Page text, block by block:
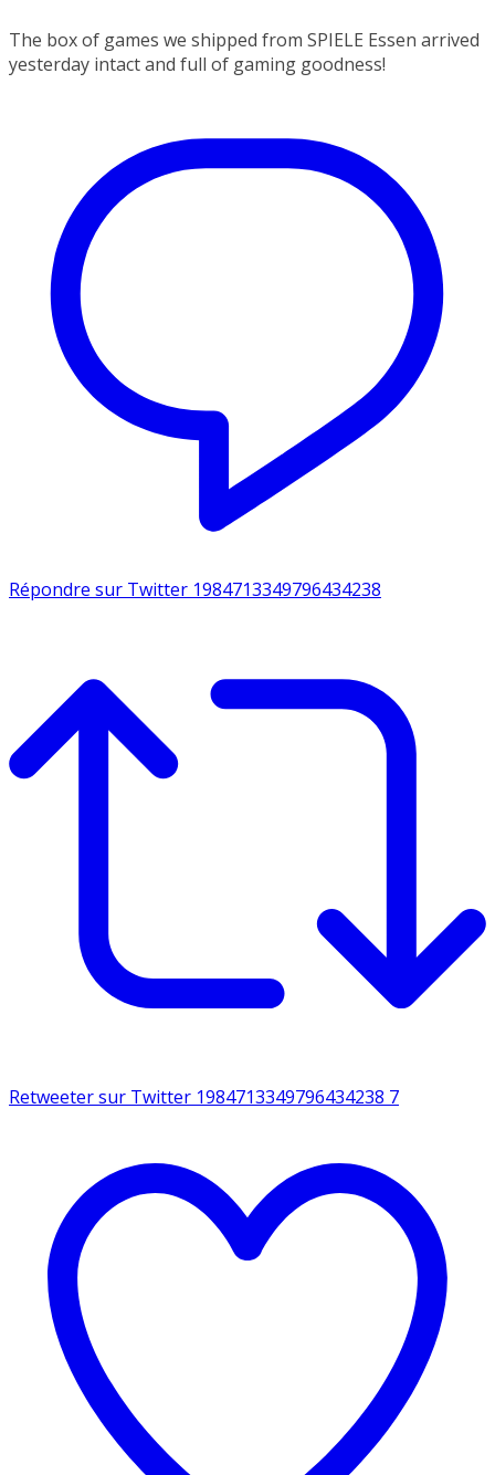
The box of games we shipped from SPIELE Essen arrived
yesterday intact and full of gaming goodness!
Répondre sur Twitter 1984713349796434238
Retweeter sur Twitter 1984713349796434238 7